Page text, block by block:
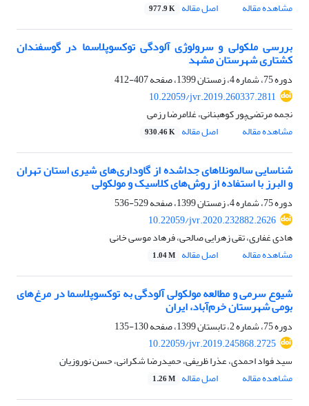
مشاهده مقاله
اصل مقاله 977.9 K
بررسی ملکولی و سرولوژی آلودگی توکسوپلاسما در گوسفندان
کشتاری شهرستان مشهد
دوره 75، شماره 4، زمستان 1399، صفحه
407-412
10.22059/jvr.2019.260337.2811
نجمه مرتضی‌پور کوهبنانی، غلامرضا رزمی
مشاهده مقاله
اصل مقاله 930.46 K
شناسایی سالمونلاهای جداشده از گاوداری‌های شیری استان تهران
و البرز با استفاده از روش‌های کلاسیک و مولکولی
دوره 75، شماره 4، زمستان 1399، صفحه
529-536
10.22059/jvr.2020.232882.2626
هادی غفاری، تقی زهرایی صالحی، فرهاد موسی خانی
مشاهده مقاله
اصل مقاله 1.04 M
شیوع سرمی و مطالعه مولکولی آلودگی به توکسوپلاسما در مرغ‌های
بومی شهرستان خرم‌آباد، ایران
دوره 75، شماره 2، تابستان 1399، صفحه
130-135
10.22059/jvr.2019.245868.2725
سید فواد احمدی، عذرا ظریفی، حمیدرضا شکرانی، حسن نوروزیان
مشاهده مقاله
اصل مقاله 1.26 M